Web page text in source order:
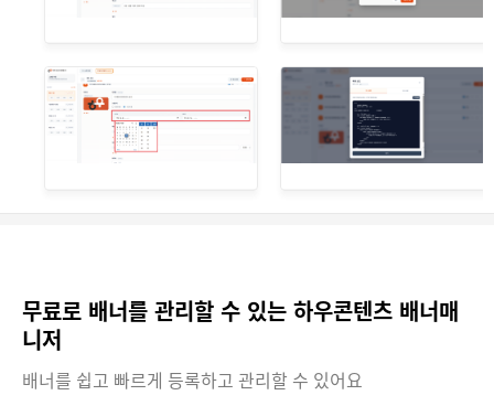
무료로 배너를 관리할 수 있는 하우콘텐츠 배너매
니저
배너를 쉽고 빠르게 등록하고 관리할 수 있어요